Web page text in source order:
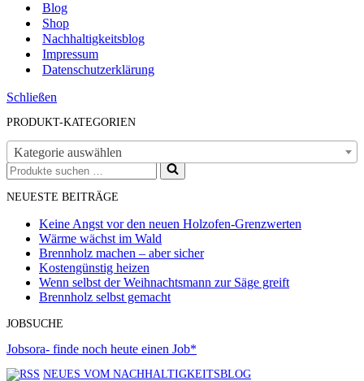
Blog
Shop
Nachhaltigkeitsblog
Impressum
Datenschutzerklärung
Schließen
PRODUKT-KATEGORIEN
Kategorie auswählen
Suchen
nach …
NEUESTE BEITRÄGE
Keine Angst vor den neuen Holzofen-Grenzwerten
Wärme wächst im Wald
Brennholz machen – aber sicher
Kostengünstig heizen
Wenn selbst der Weihnachtsmann zur Säge greift
Brennholz selbst gemacht
JOBSUCHE
Jobsora- finde noch heute einen Job*
NEUES VOM NACHHALTIGKEITSBLOG